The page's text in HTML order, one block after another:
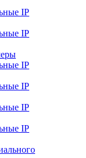
IP
IP
IP
IP
IP
IP